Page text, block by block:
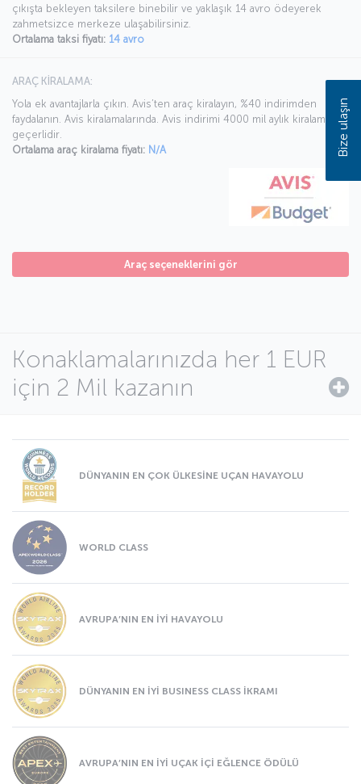
çıkışta bekleyen taksilere binebilir ve yaklaşık 14 avro ödeyerek
zahmetsizce merkeze ulaşabilirsiniz.
Ortalama taksi fiyatı: 14 avro
ARAÇ KİRALAMA:
Yola ek avantajlarla çıkın. Avis’ten araç kiralayın, %40 indirimden
faydalanın. Avis kiralamalarında. Avis indirimi 4000 mil aylık kiralamada
geçerlidir.
Ortalama araç kiralama fiyatı: N/A
Araç seçeneklerini gör
Konaklamalarınızda her 1 EUR
için 2 Mil kazanın
DÜNYANIN EN ÇOK ÜLKESİNE UÇAN HAVAYOLU
WORLD CLASS
AVRUPA’NIN EN İYİ HAVAYOLU
DÜNYANIN EN İYİ BUSINESS CLASS İKRAMI
AVRUPA’NIN EN İYİ UÇAK İÇİ EĞLENCE ÖDÜLÜ
Bize ulaşın